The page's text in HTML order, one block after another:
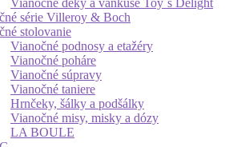
Vianočné deky a vankúše Toy´s Delight
série Villeroy & Boch
stolovanie
Vianočné podnosy a etažéry
Vianočné poháre
Vianočné súpravy
Vianočné taniere
Hrnčeky, šálky a podšálky
Vianočné misy, misky a dózy
LA BOULE